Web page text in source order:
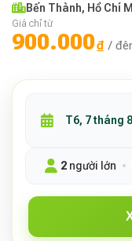
Bến Thành, Hồ Chí
Giá chỉ từ
900.000₫ /
2 người lớn